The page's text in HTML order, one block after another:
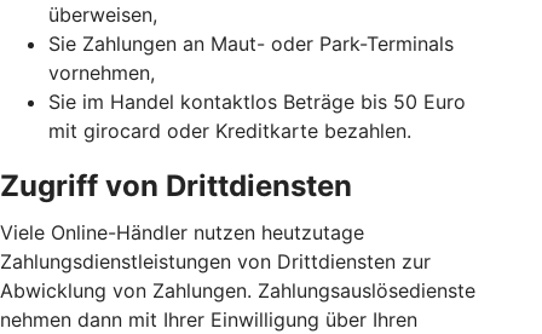
überweisen,
Sie Zahlungen an Maut- oder Park-Terminals
vornehmen,
Sie im Handel kontaktlos Beträge bis 50 Euro
mit girocard oder Kreditkarte bezahlen.
Zugriff von Drittdiensten
Viele Online-Händler nutzen heutzutage
Zahlungsdienstleistungen von Drittdiensten zur
Abwicklung von Zahlungen. Zahlungsauslösedienste
nehmen dann mit Ihrer Einwilligung über Ihren